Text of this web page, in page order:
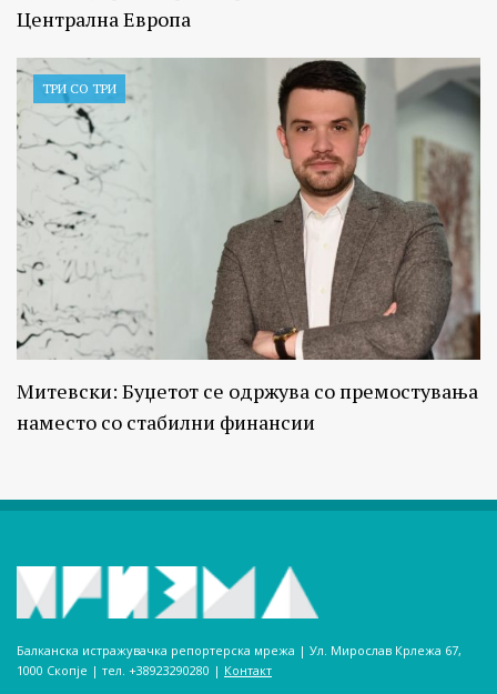
Централна Европа
ТРИ СО ТРИ
Митевски: Буџетот се одржува со премостувања
наместо со стабилни финансии
Балканска истражувачка репортерска мрежа | Ул. Мирослав Крлежа 67,
1000 Скопје | тел. +38923290280­ | Контакт